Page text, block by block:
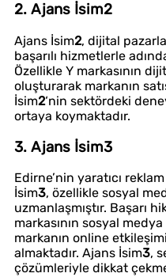
2. Ajans İsim2
Ajans İsim2, dijital
başarılı hizmetlerle
Özellikle Y markasının
oluşturarak markanın
İsim2‘nin sektördeki
ortaya koymaktadır.
3. Ajans İsim3
Edirne’nin yaratıcı
İsim3, özellikle sosyal
uzmanlaşmıştır. Başarı
markasının sosyal
markanın online
almaktadır. Ajans İsim3,
çözümleriyle dikkat